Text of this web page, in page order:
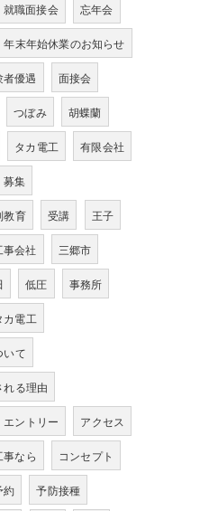
就職面接会 忘年会
年末年始休業のお知らせ
者優遇 面接会
つぼみ 胡蝶蘭
タカ電工 有限会社
募集
教育 受講 王子
事会社 三郷市
低圧 事務所
カ電工
いて
れる理由
エントリー アクセス
事なら コンセプト
約 予防接種